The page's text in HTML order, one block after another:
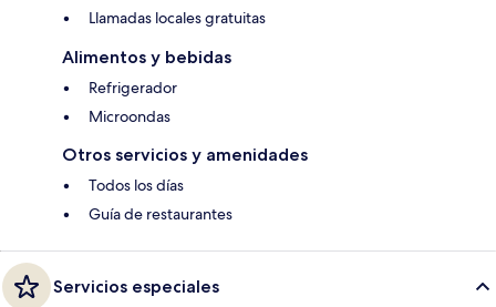
Llamadas locales gratuitas
Alimentos y bebidas
Refrigerador
Microondas
Otros servicios y amenidades
Todos los días
Guía de restaurantes
Servicios especiales